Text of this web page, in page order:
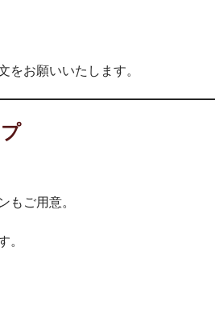
お願いいたします。
もご用意。
。